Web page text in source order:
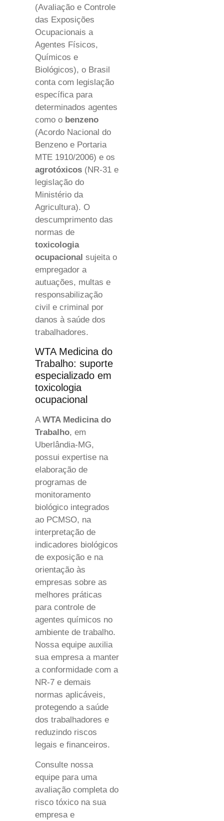
(Avaliação e Controle
das Exposições
Ocupacionais a
Agentes Físicos,
Químicos e
Biológicos), o Brasil
conta com legislação
específica para
determinados agentes
como o benzeno
(Acordo Nacional do
Benzeno e Portaria
MTE 1910/2006) e os
agrotóxicos (NR-31 e
legislação do
Ministério da
Agricultura). O
descumprimento das
normas de
toxicologia
ocupacional sujeita o
empregador a
autuações, multas e
responsabilização
civil e criminal por
danos à saúde dos
trabalhadores.
WTA Medicina do
Trabalho: suporte
especializado em
toxicologia
ocupacional
A WTA Medicina do
Trabalho, em
Uberlândia-MG,
possui expertise na
elaboração de
programas de
monitoramento
biológico integrados
ao PCMSO, na
interpretação de
indicadores biológicos
de exposição e na
orientação às
empresas sobre as
melhores práticas
para controle de
agentes químicos no
ambiente de trabalho.
Nossa equipe auxilia
sua empresa a manter
a conformidade com a
NR-7 e demais
normas aplicáveis,
protegendo a saúde
dos trabalhadores e
reduzindo riscos
legais e financeiros.
Consulte nossa
equipe para uma
avaliação completa do
risco tóxico na sua
empresa e